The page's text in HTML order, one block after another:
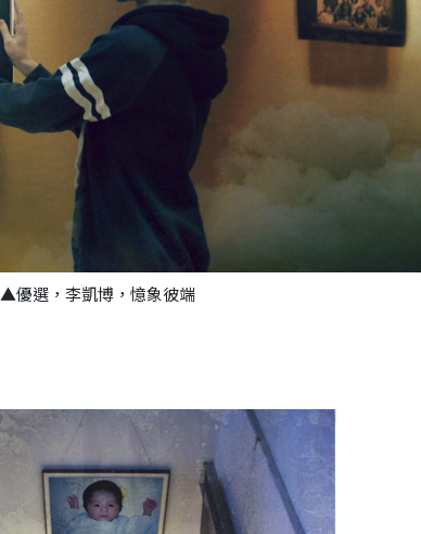
▲優選，李凱博，憶象彼端